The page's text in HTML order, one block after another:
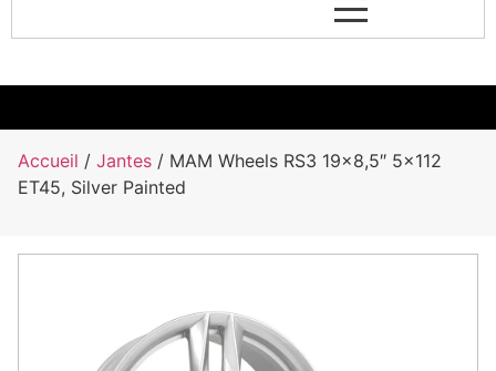
Accueil / Jantes / MAM Wheels RS3 19×8,5″ 5×112
ET45, Silver Painted